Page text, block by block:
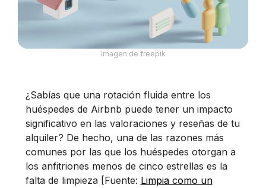
Imagen de freepik
¿Sabías que una rotación fluida entre los
huéspedes de Airbnb puede tener un impacto
significativo en las valoraciones y reseñas de tu
alquiler? De hecho, una de las razones más
comunes por las que los huéspedes otorgan a
los anfitriones menos de cinco estrellas es la
falta de limpieza [Fuente: Limpia como un